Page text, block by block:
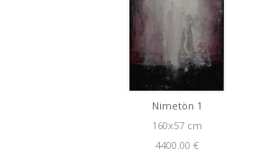
Nimetön 1
160x57 cm
4400.00 €